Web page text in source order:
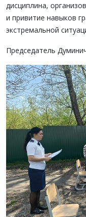
дисциплина,
и привитие навыков
экстремальной
Председатель